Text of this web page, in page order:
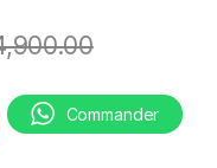
Commander